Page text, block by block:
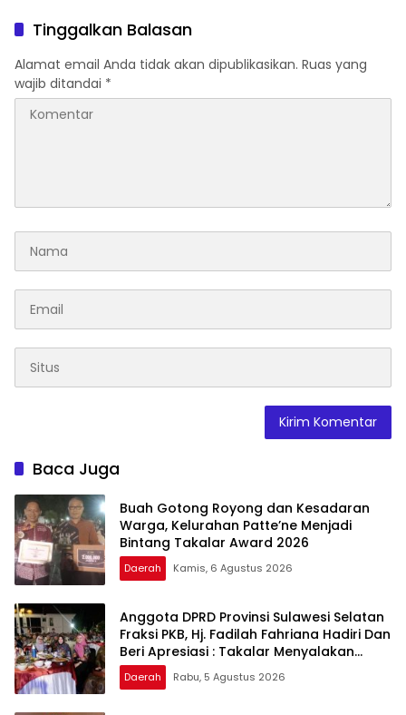
Tinggalkan Balasan
Alamat email Anda tidak akan dipublikasikan. Ruas yang
wajib ditandai *
Baca Juga
Buah Gotong Royong dan Kesadaran
Warga, Kelurahan Patte’ne Menjadi
Bintang Takalar Award 2026
Daerah Kamis, 6 Agustus 2026
Anggota DPRD Provinsi Sulawesi Selatan
Fraksi PKB, Hj. Fadilah Fahriana Hadiri Dan
Beri Apresiasi : Takalar Menyalakan
Lentera Pengabdian Melalui Malam
Apresiasi dan Inovasi Award 2026
Daerah Rabu, 5 Agustus 2026